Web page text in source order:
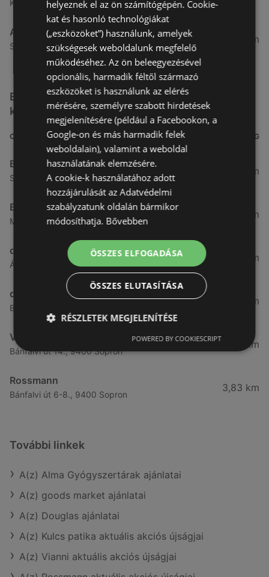
Kertekalja u. 1, 9437 Hegykő
Alma Gyógyszertárak
Szabadság u. 31, 9431 Fertőd
27,8 km
Egyéb Kozmetikumok és Drogéria üzletek a
közelben
CÍM TÁVOLSÁG
Benu Gyógyszertárak
Soproni utca 18., 9423 Ágfalva
0,27 km
Benu Gyógyszertárak
Malompatak U.10, 9400 Sopron
2,55 km
dm
Ágfalvi út 4, 9400, 9400 Sopron
3,26 km
dm
Besenyő u. 23, 9400 Sopron
3,28 km
Vianni
Bánfalvi út 14., 9400 Sopron
3,57 km
Rossmann
Bánfalvi út 6-8., 9400 Sopron
3,83 km
További linkek
A(z) Alma Gyógyszertárak ajánlatai
A(z) goods market ajánlatai
A(z) Douglas ajánlatai
A(z) Kulcs patika aktuális akciós újságjai
A(z) Vianni aktuális akciós újságjai
helyeznek el az ön számítógépén. Cookie-
kat és hasonló technológiákat
(„eszközöket”) használunk, amelyek
szükségesek weboldalunk megfelelő
működéséhez. Az ön beleegyezésével
opcionális, harmadik féltől származó
eszközöket is használunk az elérés
mérésére, személyre szabott hirdetések
megjelenítésére (például a Facebookon, a
Google-on és más harmadik felek
weboldalain), valamint a weboldal
használatának elemzésére.
A cookie-k használatához adott
hozzájárulását az Adatvédelmi
szabályzatunk oldalán bármikor
módosíthatja. Bővebben
ÖSSZES ELFOGADÁSA
ÖSSZES ELUTASÍTÁSA
RÉSZLETEK MEGJELENÍTÉSE
POWERED BY COOKIESCRIPT